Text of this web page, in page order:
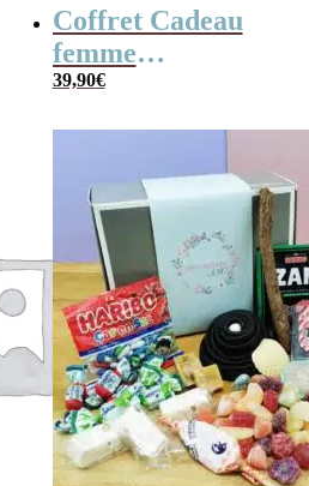
Coffret Cadeau
femme
« Génération 70 »
39,90€